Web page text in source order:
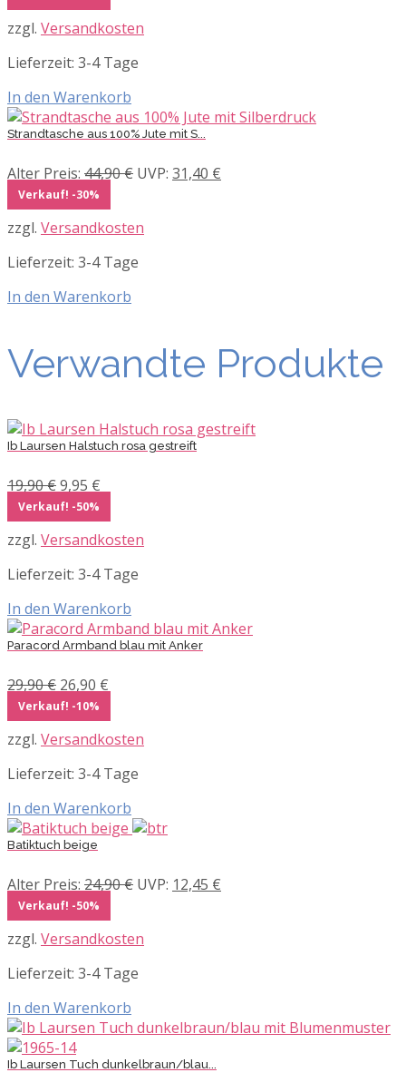
27,50 €
zzgl. Versandkosten
Lieferzeit: 3-4 Tage
In den Warenkorb
Strandtasche aus 100% Jute mit S...
Alter Preis: 44,90€ Ursprünglicher
44,90 €
UVP: 31,40 €
Verkauf! -30%
zzgl. Versandkosten
Lieferzeit: 3-4 Tage
In den Warenkorb
Verwandte Produkte
Ib Laursen Halstuch rosa gestreift
19,90€Ursprünglicher
Preis
war:
19,90 €
9,95 €
ist:
9,95 €.
Verkauf! -50%
zzgl. Versandkosten
Lieferzeit: 3-4 Tage
In den Warenkorb
Paracord Armband blau mit Anker
29,90€ Ursprünglicher
Preis
war:
29,90 €
26,90 €
ist:
26,90 €.
Verkauf! -10%
zzgl. Versandkosten
Lieferzeit: 3-4 Tage
In den Warenkorb
Batiktuch beige
Alter Preis: 24,90€ Ursprünglicher
24,90 €
UVP: 12,45 €
Verkauf! -50%
zzgl. Versandkosten
Lieferzeit: 3-4 Tage
In den Warenkorb
Ib Laursen Tuch dunkelbraun/blau...